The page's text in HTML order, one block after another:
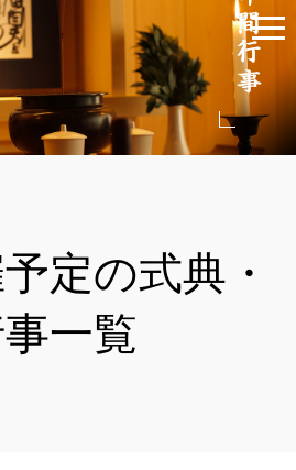
定の式典・
一覧